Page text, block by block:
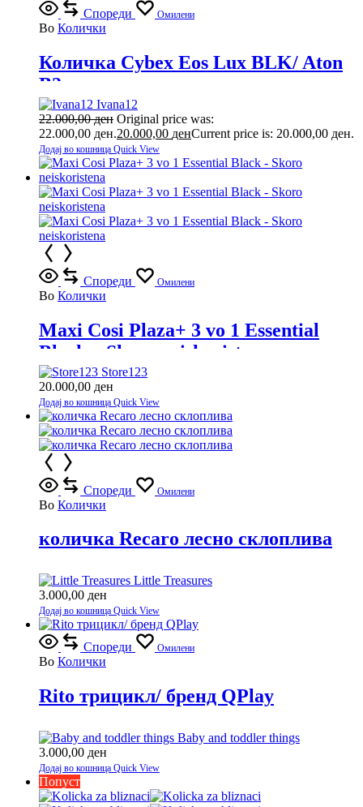
Спореди Омилени
Во Колички
Количка Cybex Eos Lux BLK/ Aton
B2
Ivana12
22.000,00ден Original price was:
22.000,00 ден.20.000,00 денCurrent price is: 20.000,00 ден.
Додај во кошница Quick View
Спореди Омилени
Во Колички
Maxi Cosi Plaza+ 3 vo 1 Essential
Black – Skoro neiskoristena
Store123
20.000,00 ден
Додај во кошница Quick View
Спореди Омилени
Во Колички
количка Recaro лесно склоплива
Little Treasures
3.000,00 ден
Додај во кошница Quick View
Спореди Омилени
Во Колички
Rito трицикл/ бренд QPlay
Baby and toddler things
3.000,00 ден
Додај во кошница Quick View
Попуст